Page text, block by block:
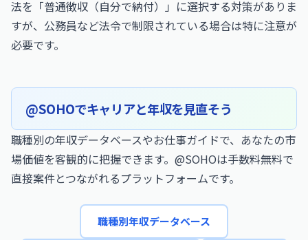
法を「普通徴収（自分で納付）」に選択する対策がありま
すが、公務員など法令で制限されている場合は特に注意が
必要です。
@SOHOでキャリアと年収を見直そう
職種別の年収データベースやお仕事ガイドで、あなたの市
場価値を客観的に把握できます。@SOHOは手数料無料で
直接案件とつながれるプラットフォームです。
職種別年収データベース